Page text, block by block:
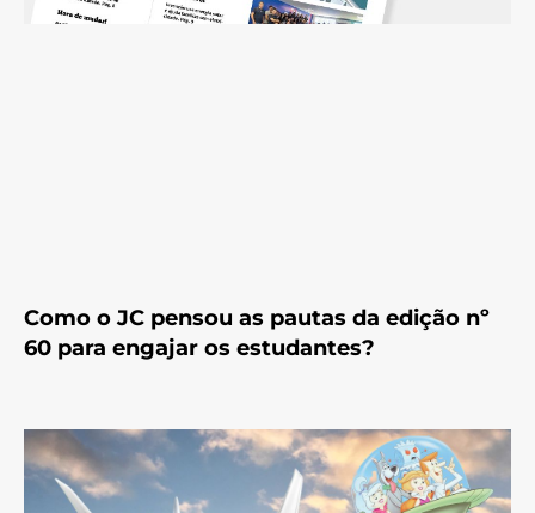
Como o JC pensou as pautas da edição nº
60 para engajar os estudantes?